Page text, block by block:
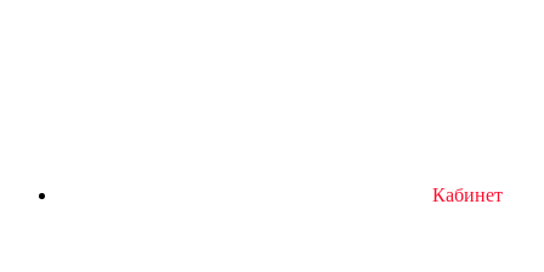
Кабинет